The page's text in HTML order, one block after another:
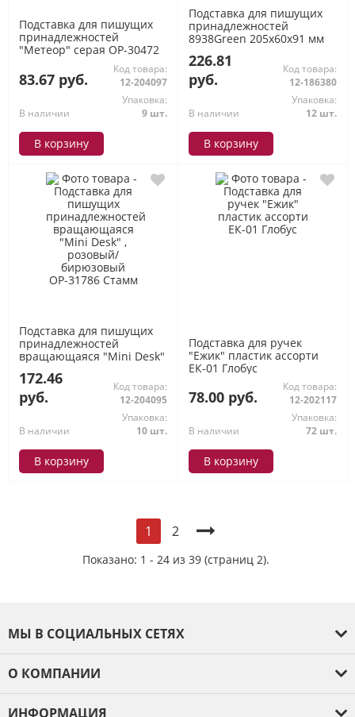
Подставка для пишущих
принадлежностей
"Метеор" серая ОР-30472
83.67 руб.
Код товара:
12-204097
В наличии
Упаковка:
9 шт.
В корзину
Подставка для пишущих
принадлежностей
8938Green 205х60х91 мм
226.81
руб.
Код товара:
12-186380
В наличии
Упаковка:
12 шт.
В корзину
Подставка для пишущих
принадлежностей
вращающаяся "Mini Desk"
ОР-31786 Стамм
172.46
руб.
Код товара:
12-204095
В наличии
Упаковка:
10 шт.
В корзину
Подставка для ручек
"Ежик" пластик ассорти
ЕК-01 Глобус
78.00 руб.
Код товара:
12-202117
В наличии
Упаковка:
72 шт.
В корзину
1 2
Показано: 1 - 24 из 39 (страниц 2).
МЫ В СОЦИАЛЬНЫХ СЕТЯХ
О КОМПАНИИ
ИНФОРМАЦИЯ